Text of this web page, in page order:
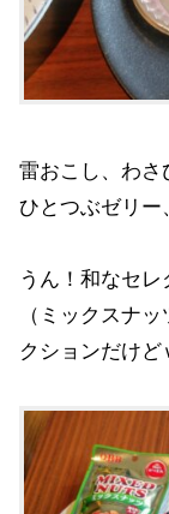
雷おこし、わさ
ひとつぶゼリー
うん！和なセレ
（ミックスナ
クションだけど